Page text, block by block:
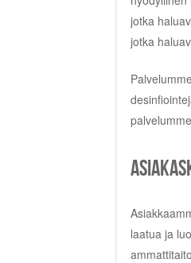
jotka
jotka
laatua ja